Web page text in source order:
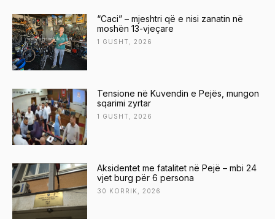
“Caci” – mjeshtri që e nisi zanatin në
moshën 13-vjeçare
1 GUSHT, 2026
Tensione në Kuvendin e Pejës, mungon
sqarimi zyrtar
1 GUSHT, 2026
Aksidentet me fatalitet në Pejë – mbi 24
vjet burg për 6 persona
30 KORRIK, 2026